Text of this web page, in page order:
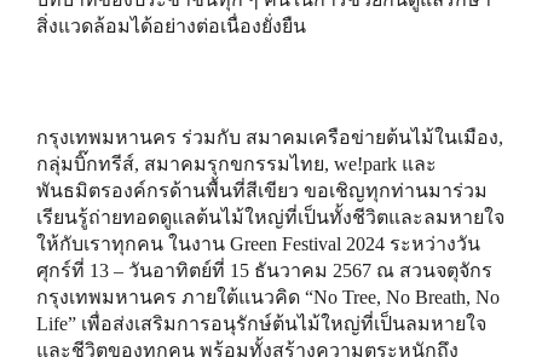
สิ่งแวดล้อมได้อย่างต่อเนื่องยั่งยืน
กรุงเทพมหานคร ร่วมกับ สมาคมเครือข่ายต้นไม้ในเมือง,
กลุ่มบิ๊กทรีส์, สมาคมรุกขกรรมไทย, we!park และ
พันธมิตรองค์กรด้านพื้นที่สีเขียว ขอเชิญทุกท่านมาร่วม
เรียนรู้ถ่ายทอดดูแลต้นไม้ใหญ่ที่เป็นทั้งชีวิตและลมหายใจ
ให้กับเราทุกคน ในงาน Green Festival 2024 ระหว่างวัน
ศุกร์ที่ 13 – วันอาทิตย์ที่ 15 ธันวาคม 2567 ณ สวนจตุจักร
กรุงเทพมหานคร ภายใต้แนวคิด “No Tree, No Breath, No
Life” เพื่อส่งเสริมการอนุรักษ์ต้นไม้ใหญ่ที่เป็นลมหายใจ
และชีวิตของทุกคน พร้อมทั้งสร้างความตระหนักถึง